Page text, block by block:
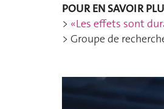
POUR EN SAVOIR
> «Les effets sont
> Groupe de